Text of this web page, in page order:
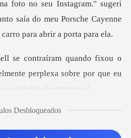
saía do meu Porsche Cayenne
o
perplexa sobre por q
Desbloqueados